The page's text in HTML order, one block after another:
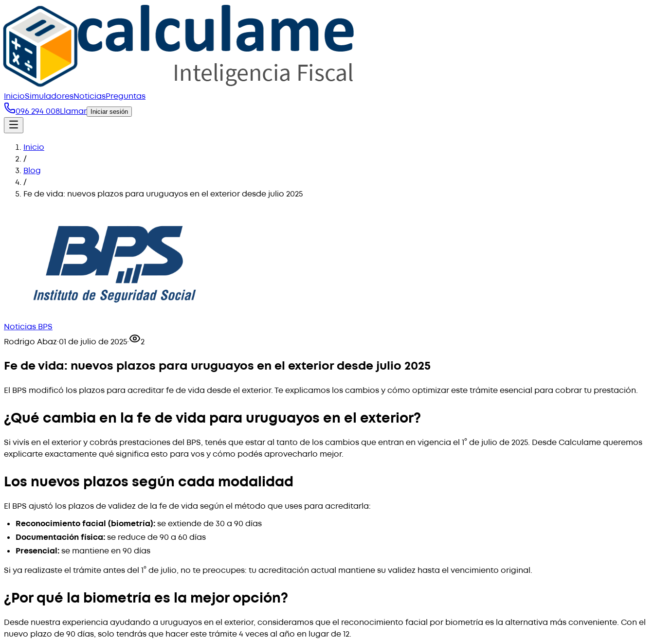
InicioSimuladoresNoticiasPreguntas
096 294 008Llamar Iniciar sesión
Inicio
/
Blog
/
Fe de vida: nuevos plazos para uruguayos en el exterior desde julio 2025
Noticias BPS
Rodrigo Abaz·01 de julio de 2025· 2
Fe de vida: nuevos plazos para uruguayos en el exterior desde julio 2025
El BPS modificó los plazos para acreditar fe de vida desde el exterior. Te explicamos los cambios y cómo optimizar este trámite esencial para cobrar tu prestación.
¿Qué cambia en la fe de vida para uruguayos en el exterior?
Si vivís en el exterior y cobrás prestaciones del BPS, tenés que estar al tanto de los cambios que entran en vigencia el 1° de julio de 2025. Desde Calculame queremos
explicarte exactamente qué significa esto para vos y cómo podés aprovecharlo mejor.
Los nuevos plazos según cada modalidad
El BPS ajustó los plazos de validez de la fe de vida según el método que uses para acreditarla:
Reconocimiento facial (biometría):se extiende de 30 a 90 días
Documentación física:se reduce de 90 a 60 días
Presencial:se mantiene en 90 días
Si ya realizaste el trámite antes del 1° de julio, no te preocupes: tu acreditación actual mantiene su validez hasta el vencimiento original.
¿Por qué la biometría es la mejor opción?
Desde nuestra experiencia ayudando a uruguayos en el exterior, consideramos que el reconocimiento facial por biometría es la alternativa más conveniente. Con el
nuevo plazo de 90 días, solo tendrás que hacer este trámite 4 veces al año en lugar de 12.